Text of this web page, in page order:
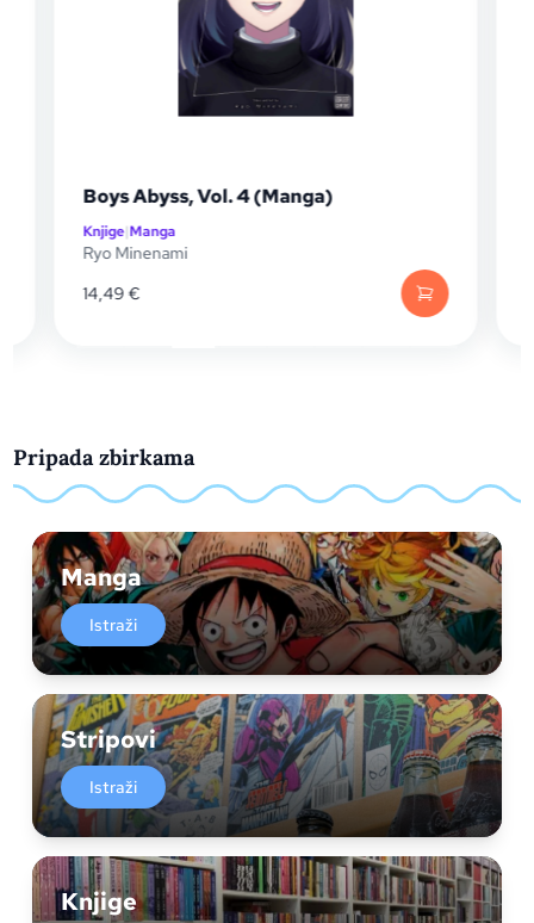
Boys Abyss, Vol. 4 (Manga)
Manga
Ryo Minenami
Pripada zbirkama
Manga
Istraži
Stripovi
Istraži
Knjige